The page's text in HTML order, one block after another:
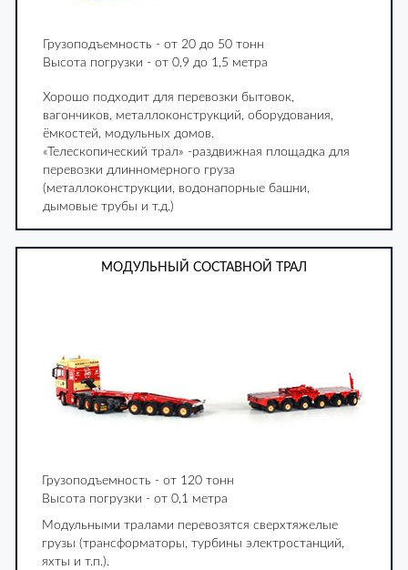
Грузоподъемность - от 20 до 50 тонн
Высота погрузки - от 0,9 до 1,5 метра
Хорошо подходит для перевозки бытовок,
вагончиков, металлоконструкций, оборудования,
ёмкостей, модульных домов.
«Телескопический трал» -раздвижная площадка для
перевозки длинномерного груза
(металлоконструкции, водонапорные башни,
дымовые трубы и т.д.)
МОДУЛЬНЫЙ СОСТАВНОЙ ТРАЛ
Грузоподъемность - от 120 тонн
Высота погрузки - от 0,1 метра
Модульными тралами перевозятся сверхтяжелые
грузы (трансформаторы, турбины электростанций,
яхты и т.п.).